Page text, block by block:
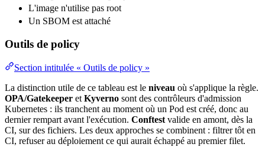
L'image n'utilise pas root
Un SBOM est attaché
Outils de policy
Section intitulée « Outils de policy »
La distinction utile de ce tableau est le niveau où s'applique la règle.
OPA/Gatekeeper etKyverno sont des contrôleurs d'admission
Kubernetes : ils tranchent au moment où un Pod est créé, donc au
dernier rempart avant l'exécution. Conftestvalide en amont, dès la
CI, sur des fichiers. Les deux approches se combinent : filtrer tôt en
CI, refuser au déploiement ce qui aurait échappé au premier filet.